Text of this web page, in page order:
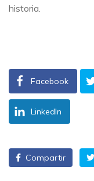
historia.
Facebook
LinkedIn
Compartir